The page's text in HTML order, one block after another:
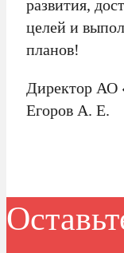
развития,
целей и
планов!
Директор АО
Егоров A. E.